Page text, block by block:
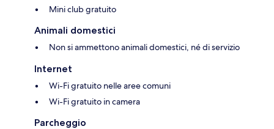
Mini club gratuito
Animali domestici
Non si ammettono animali domestici, né di servizio
Internet
Wi-Fi gratuito nelle aree comuni
Wi-Fi gratuito in camera
Parcheggio